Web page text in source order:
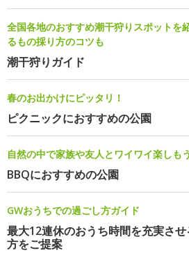
全国各地のおすすめ潮干狩りスポットを
るもの採り方のコツも
潮干狩りガイド
春のお出かけにピッタリ！
ピクニックにおすすめの公園
自然の中で家族や友人とワイワイ楽しも
BBQにおすすめの公園
GWおうちでの過ごし方ガイド
最大12連休のおうち時間を充実さ
方をご提案